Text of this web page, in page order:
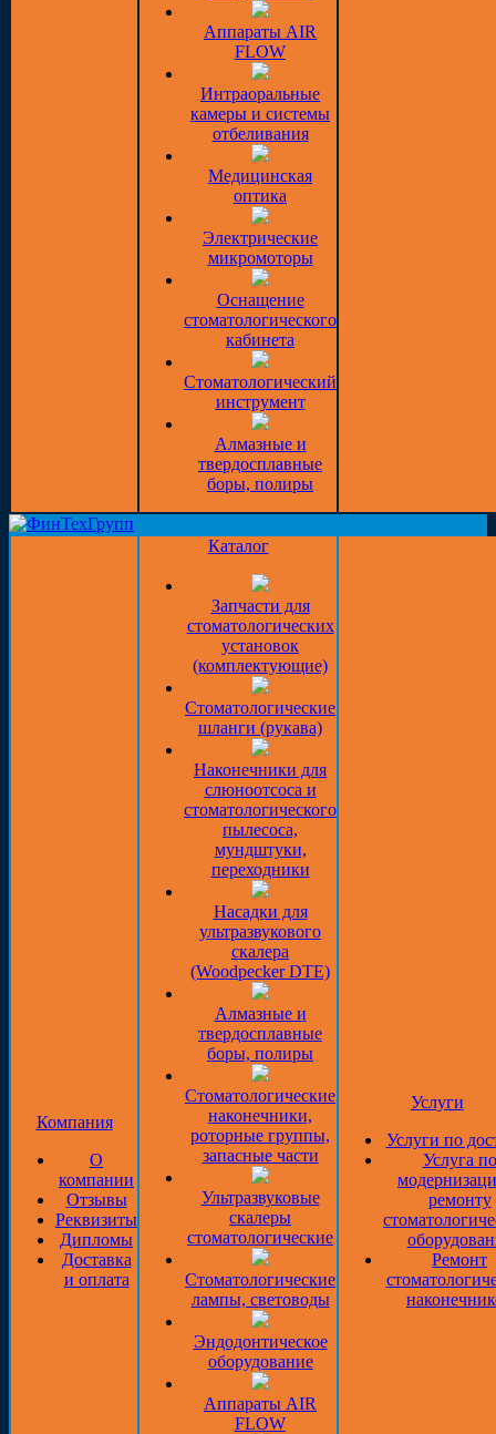
Аппараты AIR
FLOW
Интраоральные
камеры и системы
отбеливания
Медицинская
оптика
Электрические
микромоторы
Оснащение
стоматологического
кабинета
Стоматологический
инструмент
Алмазные и
твердосплавные
боры, полиры
Компания
О
компании
Отзывы
Реквизиты
Дипломы
Доставка
и оплата
Каталог
Запчасти для
стоматологических
установок
(комплектующие)
Стоматологические
шланги (рукава)
Наконечники для
слюноотсоса и
стоматологического
пылесоса,
мундштуки,
переходники
Насадки для
ультразвукового
скалера
(Woodpecker DTE)
Алмазные и
твердосплавные
боры, полиры
Стоматологические
наконечники,
роторные группы,
запасные части
Ультразвуковые
скалеры
стоматологические
Стоматологические
лампы, световоды
Эндодонтическое
оборудование
Аппараты AIR
FLOW
Услуги
Услуги по
Услуга по
ремонту
Ремонт